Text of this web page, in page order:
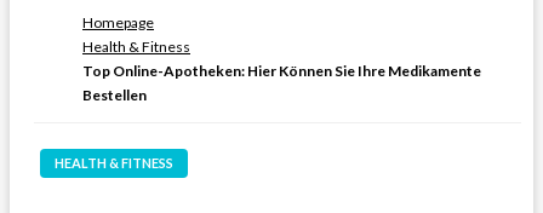
Homepage
Health & Fitness
Top Online-Apotheken: Hier Können Sie Ihre Medikamente
Bestellen
HEALTH & FITNESS